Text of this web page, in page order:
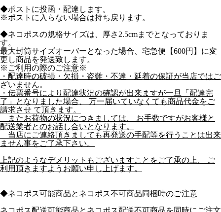
◆ポストに投函・配達します。
※ポストに入らない場合は持ち戻ります。
◆ネコポスの規格サイズは、厚さ2.5cmまでとなっておりま
す。
最大封筒サイズオーバーとなった場合、宅急便【600円】に変
更し商品を発送致します。
※ご利用の際のご注意※
・配達時の破損・欠損・盗難・不達・延着の保証が当店ではご
ざいません。
・伝票番号により配達状況の確認が出来ますが一旦「配達完
了」となりました場合、 万一届いていなくても商品代金をご
請求させ て頂きます。
またお荷物の状況につきましては、 お手数ですがお客様と
配送業者とのお話し合いとなります。
当店にご連絡頂きましても再発送の手配等を行うことは出来
ません事をご了承下さい。
上記のようなデメリットもございますことをご了承の上、 ご
利用頂きますようお願い申し上げます。
◆ネコポス可能商品とネコポス不可商品同梱時のご注意